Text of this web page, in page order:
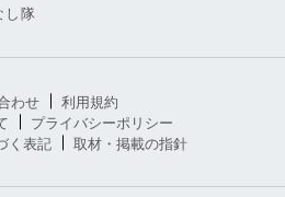
隊
わせ
利用規約
プライバシーポリシー
く表記
取材・掲載の指針